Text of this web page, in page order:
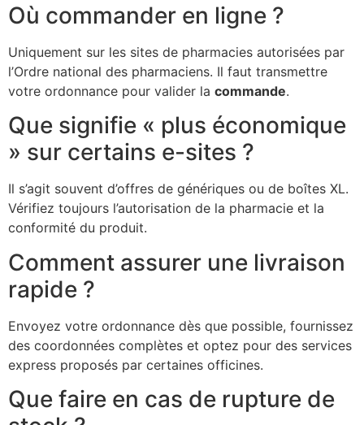
Où commander en ligne ?
Uniquement sur les sites de pharmacies autorisées par
l’Ordre national des pharmaciens. Il faut transmettre
votre ordonnance pour valider la commande.
Que signifie « plus économique
» sur certains e-sites ?
Il s’agit souvent d’offres de génériques ou de boîtes XL.
Vérifiez toujours l’autorisation de la pharmacie et la
conformité du produit.
Comment assurer une livraison
rapide ?
Envoyez votre ordonnance dès que possible, fournissez
des coordonnées complètes et optez pour des services
express proposés par certaines officines.
Que faire en cas de rupture de